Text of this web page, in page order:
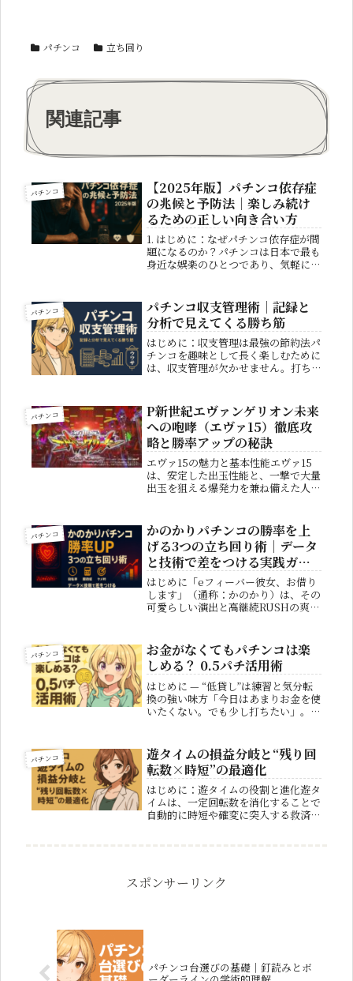
パチンコ 立ち回り
関連記事
パチンコ
【2025年版】パチンコ依存症
の兆候と予防法｜楽しみ続け
るための正しい向き合い方
1. はじめに：なぜパチンコ依存症が問
題になるのか？パチンコは日本で最も
身近な娯楽のひとつであり、気軽に遊
迫する依存症」へ変わるリスクもあり
ます。 パチンコ依存症は、本人だ...
パチンコ
パチンコ収支管理術｜記録と
分析で見えてくる勝ち筋
はじめに：収支管理は最強の節約法パ
チンコを趣味として長く楽しむために
は、収支管理が欠かせません。打ち方
す。数字で自分の立ち回りを把握でき
れば、無駄な投資を減らし、勝てる
日・負...
パチンコ
P新世紀エヴァンゲリオン未来
への咆哮（エヴァ15）徹底攻
略と勝率アップの秘訣
エヴァ15の魅力と基本性能エヴァ15
は、安定した出玉性能と、一撃で大量
出玉を狙える爆発力を兼ね備えた人気
期待できます。幅広い層から支持され
ており、スペック面とゲーム性のバ
ラ...
パチンコ
かのかりパチンコの勝率を上
げる3つの立ち回り術｜データ
と技術で差をつける実践ガイ
ド
はじめに「eフィーバー彼女、お借り
します」（通称：かのかり）は、その
可愛らしい演出と高継続RUSHの爽快
るだけでは、長期的に勝つことは難し
いのが現実です。パチンコは運の要
素...
パチンコ
お金がなくてもパチンコは楽
しめる？ 0.5パチ活用術
はじめに — “低貸し”は練習と気分転
換の強い味方「今日はあまりお金を使
いたくない。でも少し打ちたい」。そ
す。消費スピードが緩やかなので、台
選びの練習や止め打ち・...
パチンコ
遊タイムの損益分岐と“残り回
転数×時短”の最適化
はじめに：遊タイムの役割と進化遊タ
イムは、一定回転数を消化することで
自動的に時短や確変に突入する救済シ
投...
スポンサーリンク
パチンコ台選びの基礎｜釘読みとボ